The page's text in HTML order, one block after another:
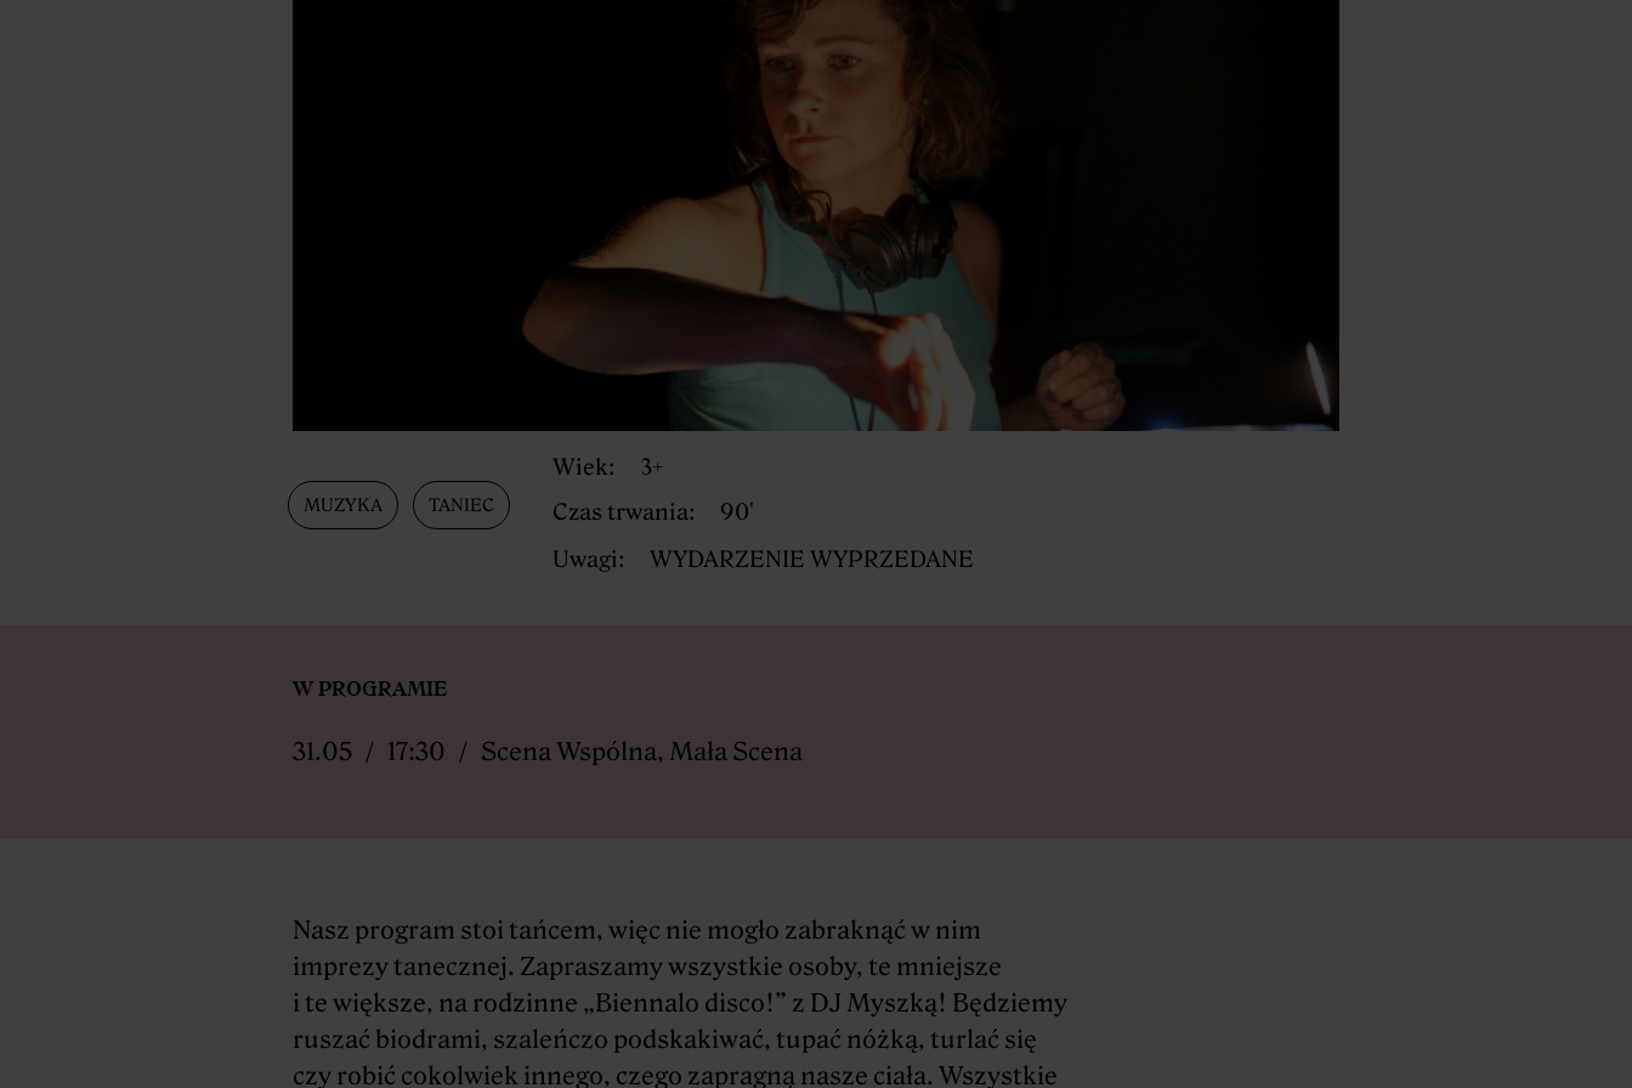
MUZYKA TANIEC
Wiek:
3+
Czas trwania:
90'
Uwagi:
WYDARZENIE WYPRZEDANE
W PROGRAMIE
31.05 17:30 Scena Wspólna, Mała Scena
Nasz program stoi tańcem, więc nie mogło zabraknąć w nim
imprezy tanecznej. Zapraszamy wszystkie osoby, te mniejsze
i te większe, na rodzinne „Biennalo disco!” z DJ Myszką! Będziemy
ruszać biodrami, szaleńczo podskakiwać, tupać nóżką, turlać się
czy robić cokolwiek innego, czego zapragną nasze ciała. Wszystkie